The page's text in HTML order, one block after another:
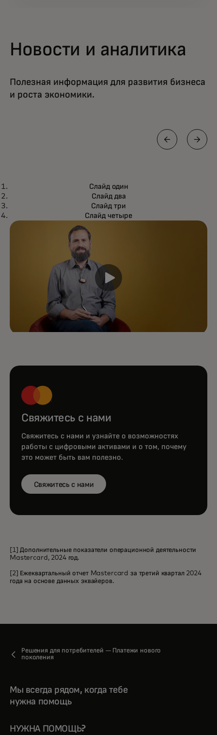
Новости и аналитика
Полезная информация для развития бизнеса
и роста экономики.
Стейблкоины выходят на первый
Слайд один
Слайд два
Слайд три
Слайд четыре
Свяжитесь с нами
Свяжитесь с нами и узнайте о возможностях
работы с цифровыми активами и о том, почему
это может быть вам полезно.
Свяжитесь с нами
[1] Дополнительные показатели операционной деятельности
Mastercard, 2024 год.
[2] Ежеквартальный отчет Mastercard за третий квартал 2024
года на основе данных эквайеров.
Решения для потребителей — Платежи нового
поколения
Мы всегда рядом, когда тебе
нужна помощь
НУЖНА ПОМОЩЬ?